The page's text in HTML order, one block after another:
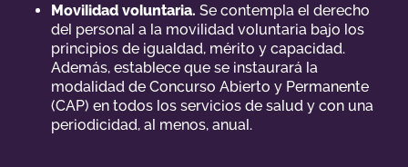
Movilidad voluntaria. Se contempla el derecho
del personal a la movilidad voluntaria bajo los
principios de igualdad, mérito y capacidad.
Además, establece que se instaurará la
modalidad de Concurso Abierto y Permanente
(CAP) en todos los servicios de salud y con una
periodicidad, al menos, anual.